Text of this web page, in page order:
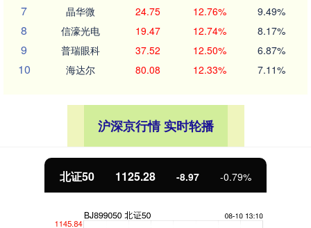
7 晶华微 24.75 12.76% 9.49%
8 信濠光电 19.47 12.74% 8.17%
9 普瑞眼科 37.52 12.50% 6.87%
10 海达尔 80.08 12.33% 7.11%
沪深京行情 实时轮播
北证50 1125.28 -8.97 -0.79%